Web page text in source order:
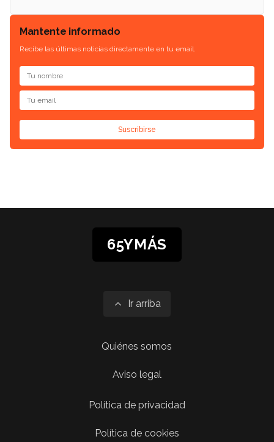
Mantente informado
Recibe las últimas noticias directamente en tu email.
Suscribirse
65YMÁS
Ir arriba
Quiénes somos
Aviso legal
Política de privacidad
Política de cookies